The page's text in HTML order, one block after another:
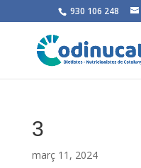
930 106 248
3
març 11, 2024